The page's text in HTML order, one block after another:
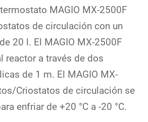
MAGIO MX-2500F
de circulación con un
20 l. El MAGIO MX-2500F
reactor a través de dos
de 1 m. El MAGIO MX-
Criostatos de circulación se
enfriar de +20 °C a -20 °C.